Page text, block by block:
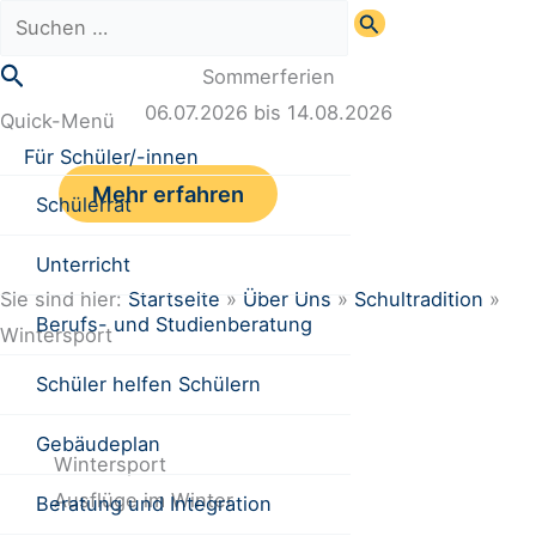
Zum
springen
Suchen
Suchen
Quick-Menü
Für Schüler/-innen
Schülerrat
Unterricht
Berufs- und Studienberatung
Schüler helfen Schülern
Gebäudeplan
Beratung und Integration
Sommerferien
06.07.2026 bis 14.08.2026
Mehr erfahren
Sie sind hier: Startseite » Über Uns » Schultradition »
Wintersport
Wintersport
Ausflüge im Winter